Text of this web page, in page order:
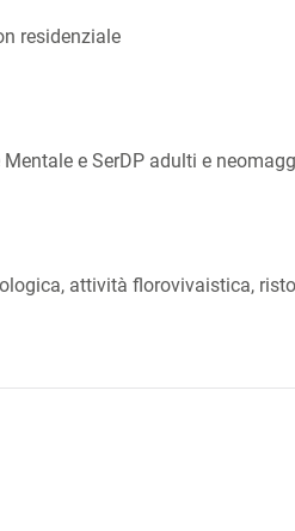
residenziale
e SerDP adulti e
attività florovivaistica,